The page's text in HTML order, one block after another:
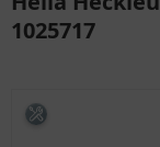
1025717